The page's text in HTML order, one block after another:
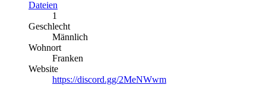
Dateien
1
Geschlecht
Männlich
Wohnort
Franken
Website
https://discord.gg/2MeNWwm